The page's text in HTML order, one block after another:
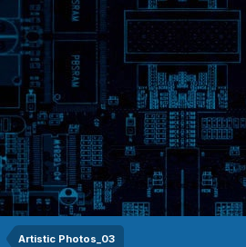
Artistic Photos_03